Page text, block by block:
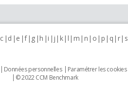
c d e f g h i j k l m n o p q r s
Données personnelles Paramétrer les cookies
© 2022 CCM Benchmark